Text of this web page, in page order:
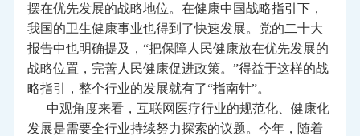
摆在优先发展的战略地位。在健康中国战略指引下，
我国的卫生健康事业也得到了快速发展。党的二十大
报告中也明确提及，“把保障人民健康放在优先发展的
战略位置，完善人民健康促进政策。”得益于这样的战
略指引，整个行业的发展就有了“指南针”。
中观角度来看， 互联网医疗行业的规范化、健康化
发展是需要全行业持续努力探索的议题。今年，随着